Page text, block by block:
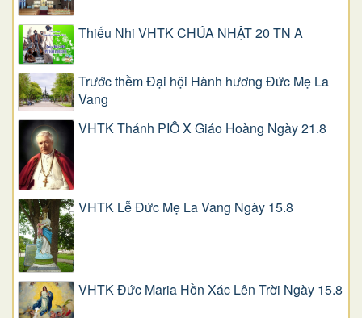
Thiếu Nhi VHTK CHÚA NHẬT 20 TN A
Trước thềm Đại hội Hành hương Đức Mẹ La
Vang
VHTK Thánh PIÔ X Giáo Hoàng Ngày 21.8
VHTK Lễ Đức Mẹ La Vang Ngày 15.8
VHTK Đức Maria Hồn Xác Lên Trời Ngày 15.8